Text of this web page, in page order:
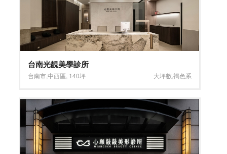
台南光靚美學診所
台南市,中西區 140坪 大坪數 褐色系